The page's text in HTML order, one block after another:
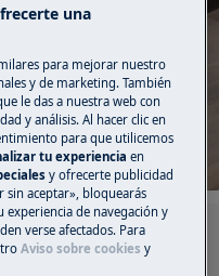
de soporte
una
para mejorar nuestro
y de marketing. También
le das a nuestra web con
y análisis. Al hacer clic en
para que utilicemos
tu experienciaen
y ofrecerte publicidad
sin aceptar», bloquearás
experiencia de navegación y
verse afectados. Para
Aviso sobre cookies y